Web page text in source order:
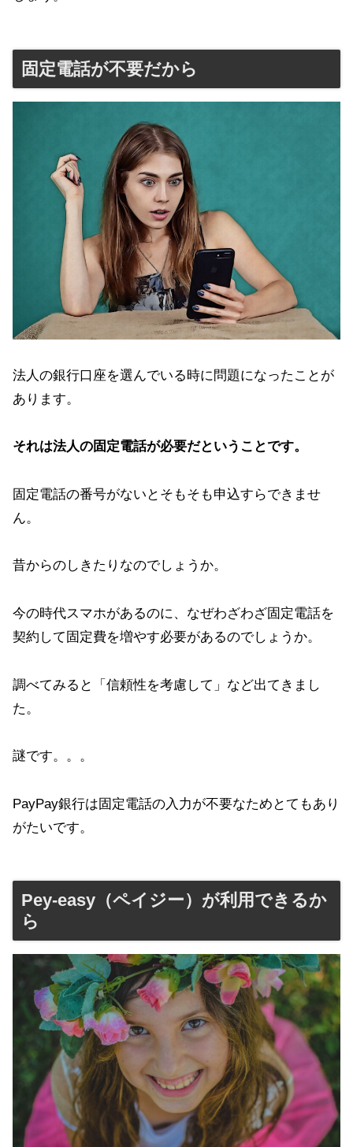
固定電話が不要だから
法人の銀行口座を選んでいる時に問題になったことが
あります。
それは法人の固定電話が必要だということです。
固定電話の番号がないとそもそも申込すらできませ
ん。
昔からのしきたりなのでしょうか。
今の時代スマホがあるのに、なぜわざわざ固定電話を
契約して固定費を増やす必要があるのでしょうか。
調べてみると「信頼性を考慮して」など出てきまし
た。
謎です。。。
PayPay銀行は固定電話の入力が不要なためとてもあり
がたいです。
Pey-easy（ペイジー）が利用できるか
ら